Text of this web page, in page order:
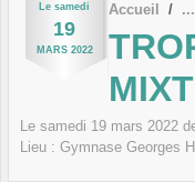
Le samedi
19
MARS 2022
Accueil
Le samedi 19 mars 2022
Lieu : Gymnase Georges